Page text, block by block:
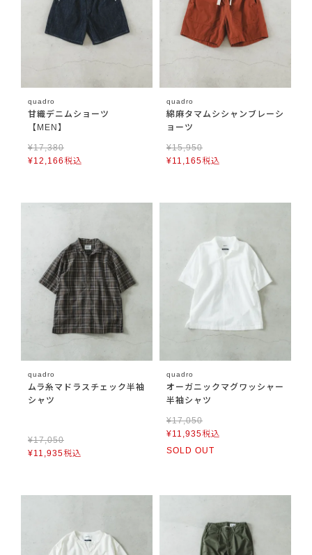
quadro
甘織デニムショーツ
【MEN】
¥17,380
¥12,166税込
quadro
綿麻タマムシシャンブレーシ
ョーツ
¥15,950
¥11,165税込
quadro
ムラ糸マドラスチェック半袖
シャツ
¥17,050
¥11,935税込
quadro
オーガニックマグワッシャー
半袖シャツ
¥17,050
¥11,935税込
SOLD OUT